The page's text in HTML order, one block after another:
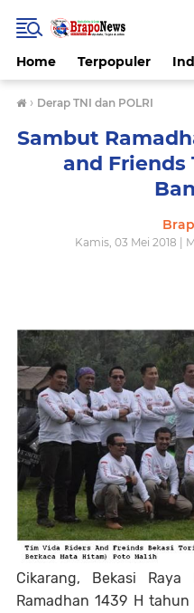
Home Terpopuler
› Derap TNI dan POLRI
Sambut
and Friends
Kamis, 03 Mei 2018 |
Cikarang, Bekasi
Ramadhan 1439 H